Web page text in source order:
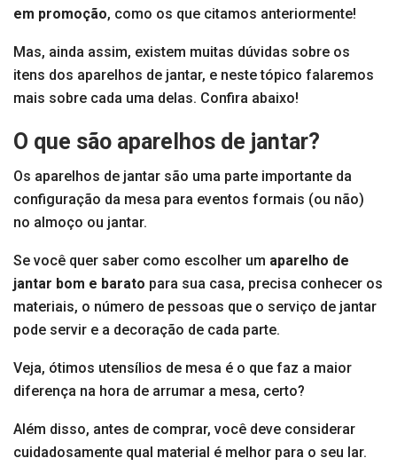
em promoção, como os que citamos anteriormente!
Mas, ainda assim, existem muitas dúvidas sobre os
itens dos aparelhos de jantar, e neste tópico falaremos
mais sobre cada uma delas. Confira abaixo!
O que são aparelhos de jantar?
Os aparelhos de jantar são uma parte importante da
configuração da mesa para eventos formais (ou não)
no almoço ou jantar.
Se você quer saber como escolher um aparelho de
jantar bom e barato para sua casa, precisa conhecer os
materiais, o número de pessoas que o serviço de jantar
pode servir e a decoração de cada parte.
Veja, ótimos utensílios de mesa é o que faz a maior
diferença na hora de arrumar a mesa, certo?
Além disso, antes de comprar, você deve considerar
cuidadosamente qual material é melhor para o seu lar.